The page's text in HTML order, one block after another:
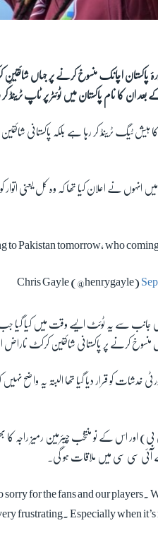
پاکستان اچانک منسوخ کرنے پر جہاں
ان کا نام پاکستان میں ٹوئٹر پر ٹاپ ٹرینڈ کر
ٹیگ ٹرینڈ کر رہا ہے بلکہ پاکستانی
نے اعلان کیا تھا کہ وہ کل یعنی اتوار
to Pakistan tomorrow, who
جانب سے یہ ٹوئٹ ایسے وقت میں کیا گیا جب
کرنے پر پاکستانی شائقین کرکٹ ناراض
خدشات کو قرار دیا گیا تھا البتہ یہ واضح
اور اس کے نو منتخب چیئرمین رمیز راجہ کا
آئی سی سی میں ملاقات ہو گی۔
sorry for the fans and our players.
frustrating. Especially when